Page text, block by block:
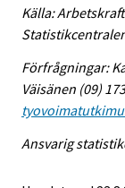
Källa:
Förfrågningar:
Väisänen (09)
Ansvarig